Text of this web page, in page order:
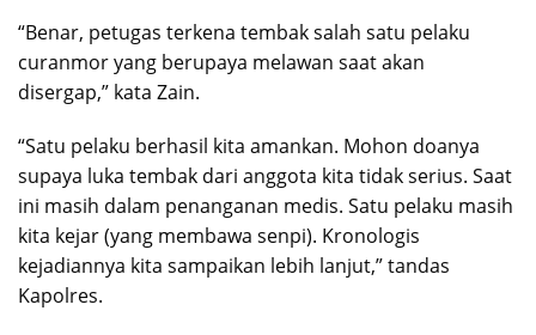
“Benar, petugas terkena tembak salah satu pelaku
curanmor yang berupaya melawan saat akan
disergap,” kata Zain.
“Satu pelaku berhasil kita amankan. Mohon doanya
supaya luka tembak dari anggota kita tidak serius. Saat
ini masih dalam penanganan medis. Satu pelaku masih
kita kejar (yang membawa senpi). Kronologis
kejadiannya kita sampaikan lebih lanjut,” tandas
Kapolres.